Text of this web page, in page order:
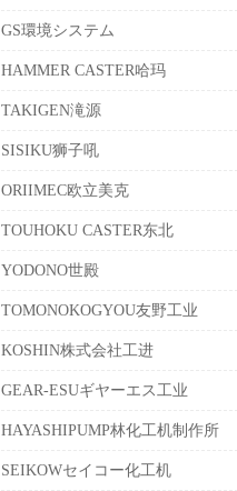
GS環境システム
HAMMER CASTER哈玛
TAKIGEN滝源
SISIKU狮子吼
ORIIMEC欧立美克
TOUHOKU CASTER东北
YODONO世殿
TOMONOKOGYOU友野工业
KOSHIN株式会社工进
GEAR-ESUギヤーエス工业
HAYASHIPUMP林化工机制作所
SEIKOWセイコー化工机